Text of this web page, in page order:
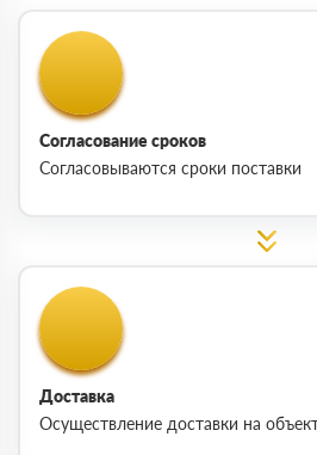
Согласование сроков
Согласовываются сроки поставки
Доставка
Осуществление доставки на